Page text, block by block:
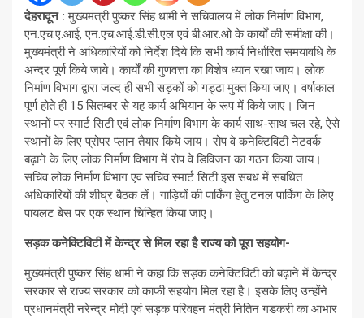
देहरादून : मुख्यमंत्री पुष्कर सिंह धामी ने सचिवालय में लोक निर्माण विभाग,
एन.एच.ए.आई, एन.एच.आई.डी.सी.एल एवं बी.आर.ओ के कार्यों की समीक्षा की।
मुख्यमंत्री ने अधिकारियों को निर्देश दिये कि सभी कार्य निर्धारित समयावधि के
अन्दर पूर्ण किये जाये। कार्यों की गुणवत्ता का विशेष ध्यान रखा जाय। लोक
निर्माण विभाग द्वारा जल्द ही सभी सड़कों को गड्ढा मुक्त किया जाए। वर्षाकाल
पूर्ण होते ही 15 सितम्बर से यह कार्य अभियान के रूप में किये जाए। जिन
स्थानों पर स्मार्ट सिटी एवं लोक निर्माण विभाग के कार्य साथ-साथ चल रहे, ऐसे
स्थानों के लिए प्रोपर प्लान तैयार किये जाय। रोप वे कनेक्टिविटी नेटवर्क
बढ़ाने के लिए लोक निर्माण विभाग में रोप वे डिविजन का गठन किया जाय।
सचिव लोक निर्माण विभाग एवं सचिव स्मार्ट सिटी इस संबध में संबधित
अधिकारियों की शीघ्र बैठक लें। गाड़ियों की पार्किंग हेतु टनल पार्किंग के लिए
पायलट बेस पर एक स्थान चिन्हित किया जाए।
सड़क कनेक्टिविटी में केन्द्र से मिल रहा है राज्य को पूरा सहयोग-
मुख्यमंत्री पुष्कर सिंह धामी ने कहा कि सड़क कनेक्टिविटी को बढ़ाने में केन्द्र
सरकार से राज्य सरकार को काफी सहयोग मिल रहा है। इसके लिए उन्होंने
प्रधानमंत्री नरेन्द्र मोदी एवं सड़क परिवहन मंत्री नितिन गडकरी का आभार